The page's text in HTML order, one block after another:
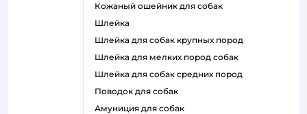
кожаный ошейник для собак
шлейка
шлейка для собак крупных пород
шлейка для мелких пород собак
шлейка для собак средних пород
поводок для собак
амуниция для собак